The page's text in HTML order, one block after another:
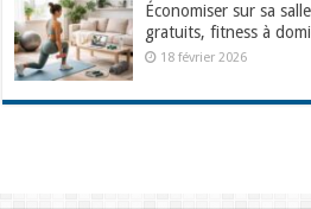
Économiser sur sa
gratuits, fitness à
18 février 2026